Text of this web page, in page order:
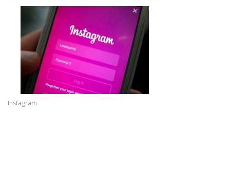
Instagram